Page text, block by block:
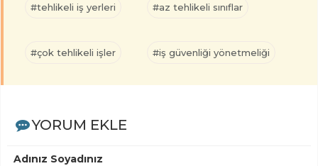
#tehlikeli iş yerleri #az tehlikeli sınıflar
#çok tehlikeli işler #iş güvenliği yönetmeliği
YORUM EKLE
Adınız Soyadınız